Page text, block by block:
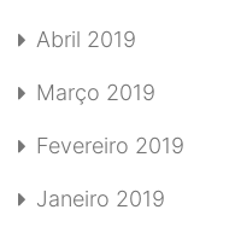
Abril 2019
Março 2019
Fevereiro 2019
Janeiro 2019